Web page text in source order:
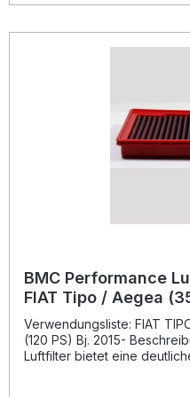
einem einzigen Stück – frei
verwendete Filtergewebe
mit einem speziellen,
Filter zuverlässig vor
Benzindämpfe. Damit ist
ideale Wahl für alle, die auf
Dauerhaftigkeit setzen. Erhöhter Luftdurchsatz für bessere
lange Lebensdauer Technologie inspiriert aus dem
BMC Performance
FIAT Tipo / Aegea
PS) Bj. 2015-
Verwendungsliste: FIAT
(120 PS) Bj. 2015-
Luftfilter bietet eine